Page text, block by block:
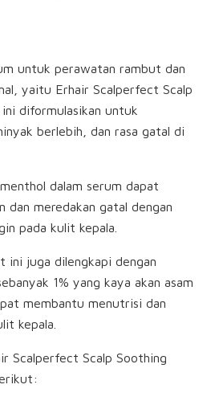
untuk perawatan rambut dan
yaitu Erhair Scalperfect Scalp
diformulasikan untuk
berlebih, dan rasa gatal di
dalam serum dapat
dan meredakan gatal dengan
pada kulit kepala.
ini juga dilengkapi dengan
1% yang kaya akan asam
membantu menutrisi dan
kepala.
Scalperfect Scalp Soothing